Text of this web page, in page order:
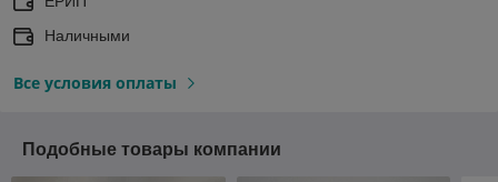
Наличными
Все условия оплаты
Подобные товары компании